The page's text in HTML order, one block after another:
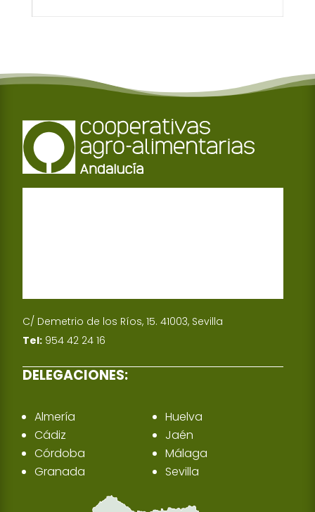
C/ Demetrio de los Ríos, 15. 41003, Sevilla
Tel: 954 42 24 16
DELEGACIONES:
Almería
Cádiz
Córdoba
Granada
Huelva
Jaén
Málaga
Sevilla